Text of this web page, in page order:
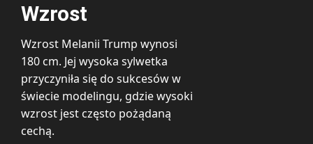
Wzrost
Wzrost Melanii Trump wynosi
180 cm. Jej wysoka sylwetka
przyczyniła się do sukcesów w
świecie modelingu, gdzie wysoki
wzrost jest często pożądaną
cechą.